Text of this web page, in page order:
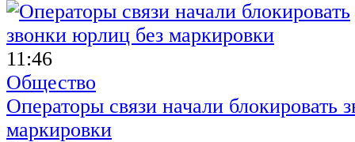
11:46
Общество
Операторы связи начали блокировать
маркировки